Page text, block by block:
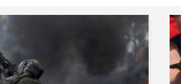
رفح يُنظم لقاء معايدة لكوادره
في خان يونس تجدد الوفاء للشهيد
مبادرة “قطرة وفاء” للتبرع بالدم لصالح